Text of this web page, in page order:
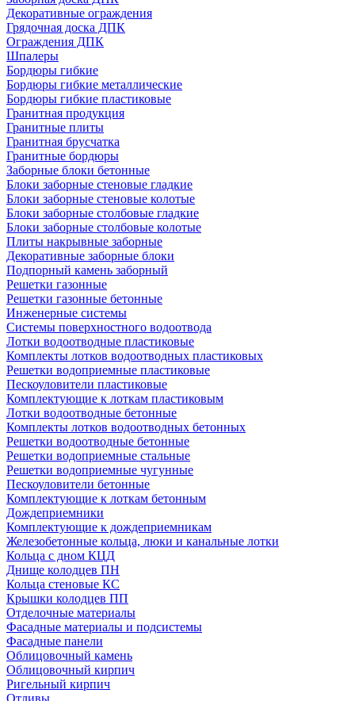
Декоративные ограждения
Грядочная доска ДПК
Ограждения ДПК
Шпалеры
Бордюры гибкие
Бордюры гибкие металлические
Бордюры гибкие пластиковые
Гранитная продукция
Гранитные плиты
Гранитная брусчатка
Гранитные бордюры
Заборные блоки бетонные
Блоки заборные стеновые гладкие
Блоки заборные стеновые колотые
Блоки заборные столбовые гладкие
Блоки заборные столбовые колотые
Плиты накрывные заборные
Декоративные заборные блоки
Подпорный камень заборный
Решетки газонные
Решетки газонные бетонные
Инженерные системы
Системы поверхностного водоотвода
Лотки водоотводные пластиковые
Комплекты лотков водоотводных пластиковых
Решетки водоприемные пластиковые
Пескоуловители пластиковые
Комплектующие к лоткам пластиковым
Лотки водоотводные бетонные
Комплекты лотков водоотводных бетонных
Решетки водоотводные бетонные
Решетки водоприемные стальные
Решетки водоприемные чугунные
Пескоуловители бетонные
Комплектующие к лоткам бетонным
Дождеприемники
Комплектующие к дождеприемникам
Железобетонные кольца, люки и канальные лотки
Кольца с дном КЦД
Днище колодцев ПН
Кольца стеновые КС
Крышки колодцев ПП
Отделочные материалы
Фасадные материалы и подсистемы
Фасадные панели
Облицовочный камень
Облицовочный кирпич
Ригельный кирпич
Отливы